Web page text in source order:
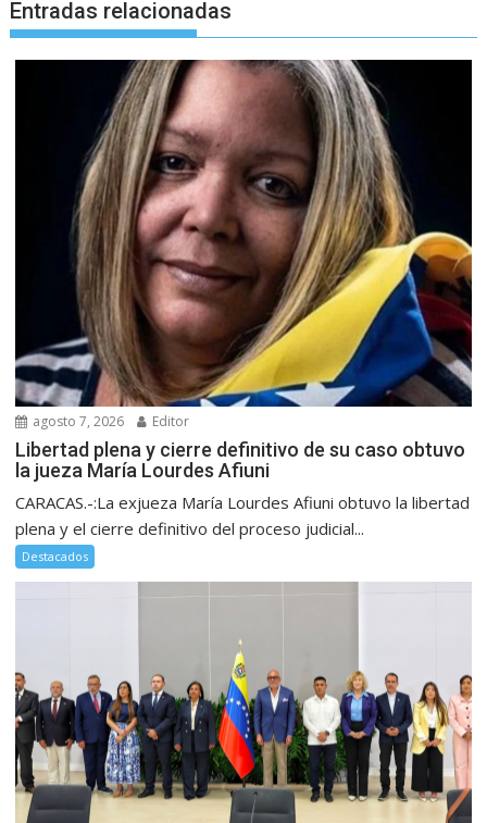
Entradas relacionadas
agosto 7, 2026 Editor
Libertad plena y cierre definitivo de su caso obtuvo
la jueza María Lourdes Afiuni
CARACAS.-:La exjueza María Lourdes Afiuni obtuvo la libertad
plena y el cierre definitivo del proceso judicial...
Destacados